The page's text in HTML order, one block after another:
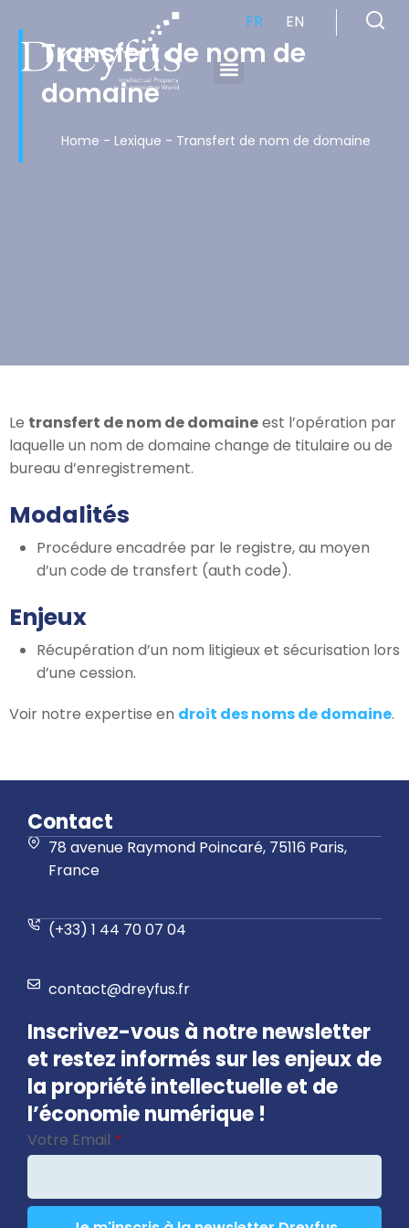
FR EN
Transfert de nom de
domaine
Home - Lexique - Transfert de nom de domaine
Le transfert de nom de domaineest l’opération par
laquelle un nom de domaine change de titulaire ou de
bureau d’enregistrement.
Modalités
Procédure encadrée par le registre, au moyen
d’un code de transfert (auth code).
Enjeux
Récupération d’un nom litigieux et sécurisation lors
d’une cession.
Voir notre expertise en droit des noms de domaine.
Contact
78 avenue Raymond Poincaré, 75116 Paris,
France
(+33) 1 44 70 07 04
contact@dreyfus.fr
Inscrivez-vous à notre newsletter
et restez informés sur les enjeux de
la propriété intellectuelle et de
l’économie numérique !
Votre Email *